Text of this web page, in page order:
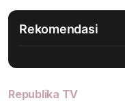
Rekomendasi
Republika TV